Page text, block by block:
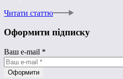
Читати статтю
Оформити підписку
Ваш e-mail *